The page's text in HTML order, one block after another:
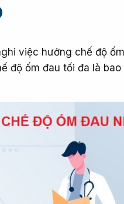
việc hưởng chế độ
độ ốm đau tối đa là